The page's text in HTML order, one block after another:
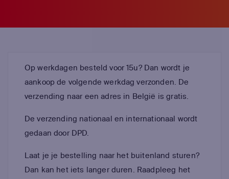
Op werkdagen besteld voor 15u? Dan wordt je
aankoop de volgende werkdag verzonden. De
verzending naar een adres in België is gratis.
De verzending nationaal en internationaal wordt
gedaan door DPD.
Laat je je bestelling naar het buitenland sturen?
Dan kan het iets langer duren. Raadpleeg het